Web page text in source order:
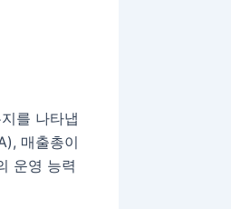
를 나타냅
매출총이
운영 능력